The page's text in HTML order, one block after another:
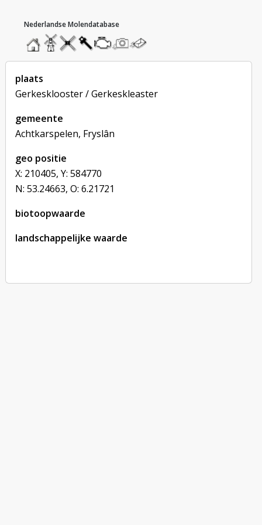
homemolendatabase
roedendatabase
assendatabase
motorendatabase
stuur
een
foto
stuur
een
bericht
plaats
Gerkesklooster / Gerkeskleaster
gemeente
Achtkarspelen, Fryslân
geo positie
X: 210405, Y: 584770
N: 53.24663, O: 6.21721
biotoopwaarde
landschappelijke waarde